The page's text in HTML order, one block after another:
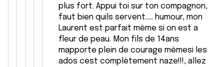
plus fort. Appui toi sur ton compagnon,
faut bien quils servent..... humour, mon
Laurent est parfait mème si on est a
fleur de peau. Mon fils de 14ans
mapporte plein de courage mêmesi les
ados cest complètement naze!!!, allez